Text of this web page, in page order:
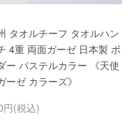
タオルチーフ タオルハン
4重 両面ガーゼ 日本製 ボ
ー パステルカラー 《天使
ーゼ カラーズ》
円(税込)